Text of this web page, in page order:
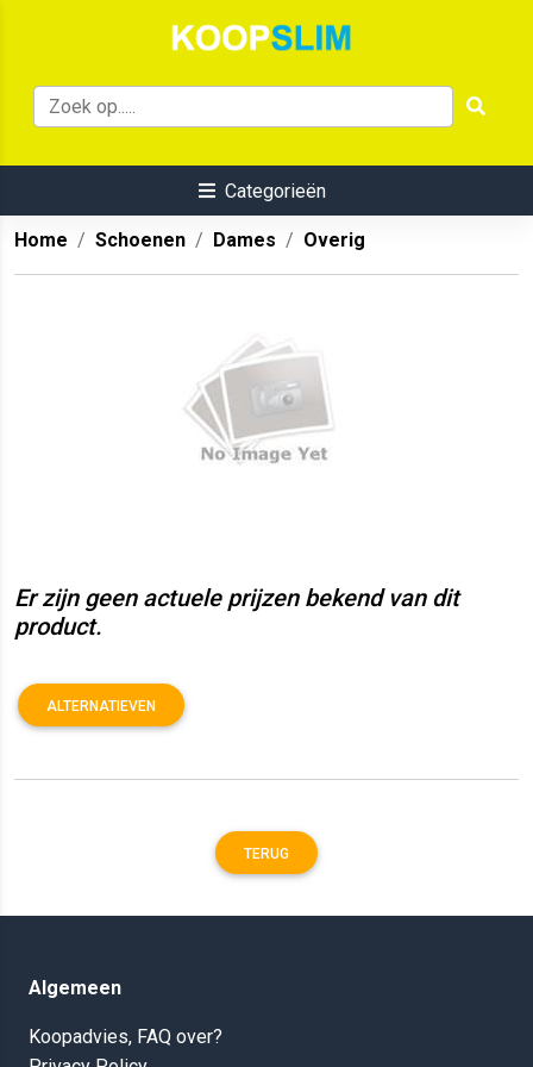
Categorieën
Home Schoenen Dames Overig
Er zijn geen actuele prijzen bekend van dit
product.
ALTERNATIEVEN
TERUG
Algemeen
Koopadvies, FAQ over?